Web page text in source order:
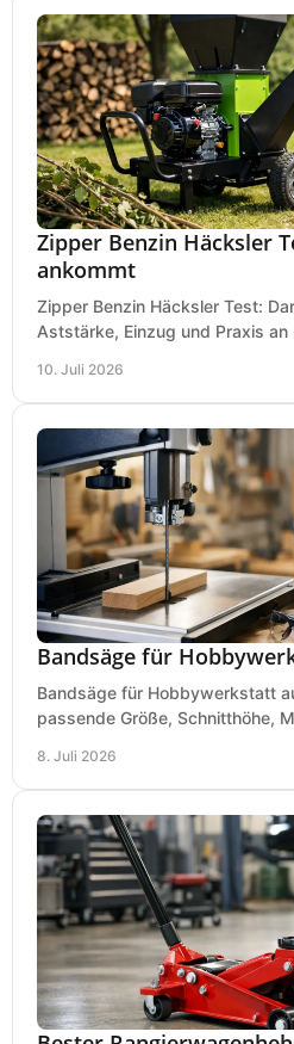
Zipper Benzin Häcksler
ankommt
Zipper Benzin Häcksler Test:
Aststärke, Einzug und Praxis
10. Juli 2026
Bandsäge für
Bandsäge für Hobbywerkstatt
passende Größe, Schnitthöhe,
8. Juli 2026